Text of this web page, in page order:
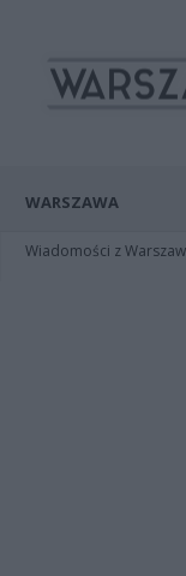
WARSZAWA
Wiadomości z